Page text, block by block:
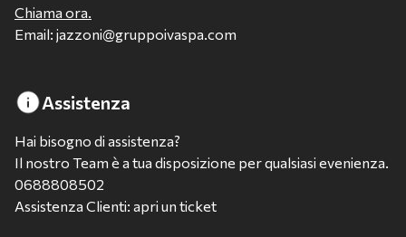
Chiama ora.
Email: jazzoni@gruppoivaspa.com
Assistenza
Hai bisogno di assistenza?
Il nostro Team è a tua disposizione per qualsiasi evenienza.
0688808502
Assistenza Clienti: apri un ticket